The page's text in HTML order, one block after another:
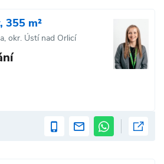
355 m²
okr. Ústí nad Orlicí